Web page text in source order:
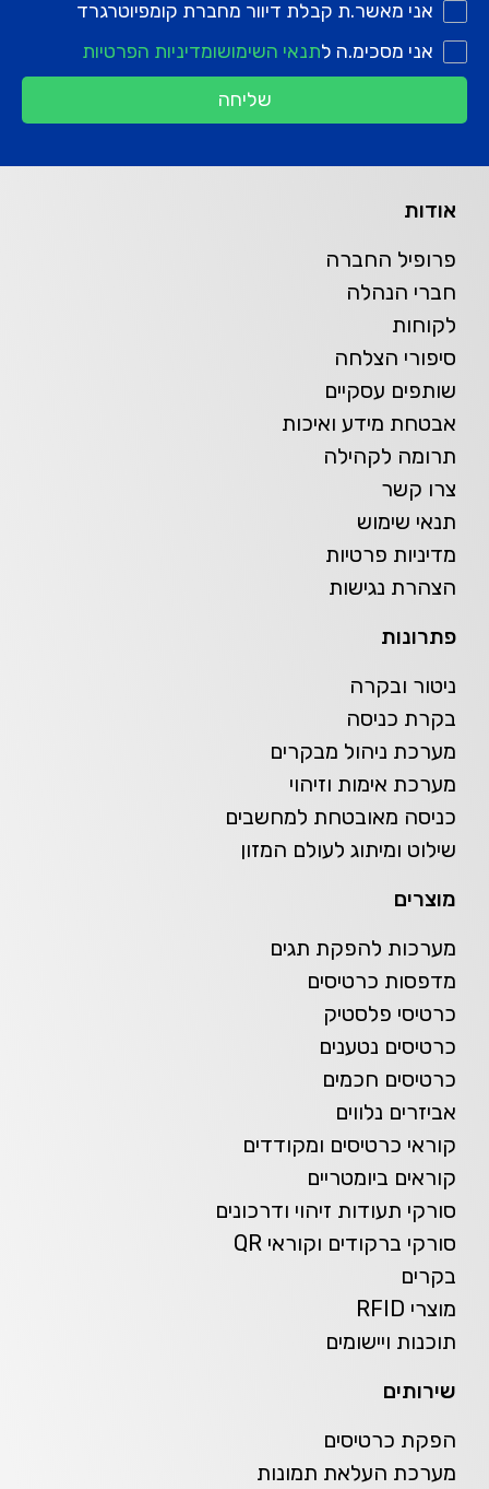
אני מאשר.ת קבלת דיוור מחברת קומפיוטרגרד
אני מסכימ.ה לתנאי השימושומדיניות הפרטיות
שליחה
אודות
פרופיל החברה
חברי הנהלה
לקוחות
סיפורי הצלחה
שותפים עסקיים
אבטחת מידע ואיכות
תרומה לקהילה
צרו קשר
תנאי שימוש
מדיניות פרטיות
הצהרת נגישות
פתרונות
ניטור ובקרה
בקרת כניסה
מערכת ניהול מבקרים
מערכת אימות וזיהוי
כניסה מאובטחת למחשבים
שילוט ומיתוג לעולם המזון
מוצרים
מערכות להפקת תגים
מדפסות כרטיסים
כרטיסי פלסטיק
כרטיסים נטענים
כרטיסים חכמים
אביזרים נלווים
קוראי כרטיסים ומקודדים
קוראים ביומטריים
סורקי תעודות זיהוי ודרכונים
סורקי ברקודים וקוראי QR
בקרים
מוצרי RFID
תוכנות ויישומים
שירותים
הפקת כרטיסים
מערכת העלאת תמונות